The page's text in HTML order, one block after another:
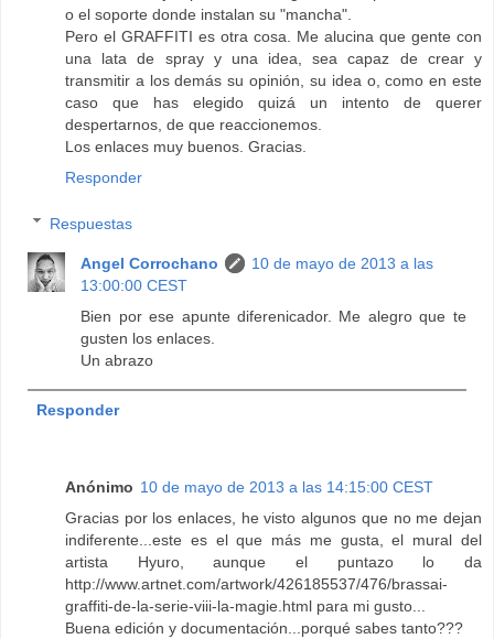
o el soporte donde instalan su "mancha".
Pero el GRAFFITI es otra cosa. Me alucina que gente con
una lata de spray y una idea, sea capaz de crear y
transmitir a los demás su opinión, su idea o, como en este
caso que has elegido quizá un intento de querer
despertarnos, de que reaccionemos.
Los enlaces muy buenos. Gracias.
Responder
Respuestas
Angel Corrochano
10 de mayo de 2013 a las
13:00:00 CEST
Bien por ese apunte diferenicador. Me alegro que te
gusten los enlaces.
Un abrazo
Responder
Anónimo 10 de mayo de 2013 a las 14:15:00 CEST
Gracias por los enlaces, he visto algunos que no me dejan
indiferente...este es el que más me gusta, el mural del
artista Hyuro, aunque el puntazo lo da
http://www.artnet.com/artwork/426185537/476/brassai-
graffiti-de-la-serie-viii-la-magie.html para mi gusto...
Buena edición y documentación...porqué sabes tanto???